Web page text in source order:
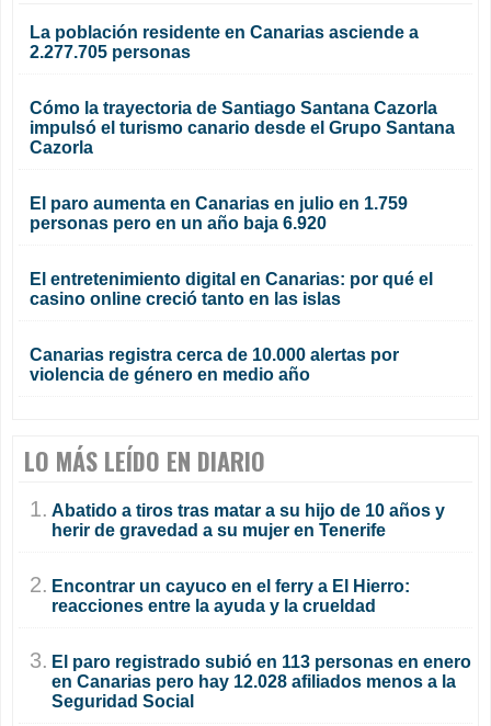
La población residente en Canarias asciende a
2.277.705 personas
Cómo la trayectoria de Santiago Santana Cazorla
impulsó el turismo canario desde el Grupo Santana
Cazorla
El paro aumenta en Canarias en julio en 1.759
personas pero en un año baja 6.920
El entretenimiento digital en Canarias: por qué el
casino online creció tanto en las islas
Canarias registra cerca de 10.000 alertas por
violencia de género en medio año
LO MÁS LEÍDO EN DIARIO
1. Abatido a tiros tras matar a su hijo de 10 años y
herir de gravedad a su mujer en Tenerife
2. Encontrar un cayuco en el ferry a El Hierro:
reacciones entre la ayuda y la crueldad
3. El paro registrado subió en 113 personas en enero
en Canarias pero hay 12.028 afiliados menos a la
Seguridad Social